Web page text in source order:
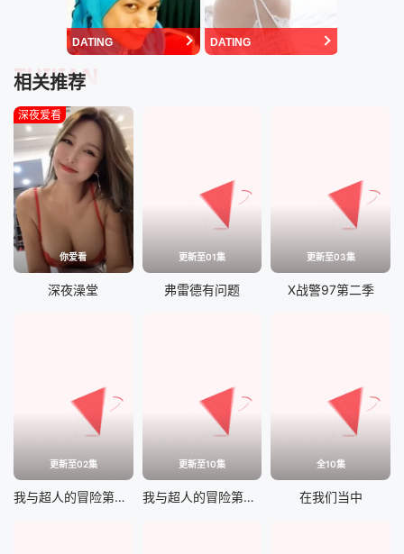
DATING DATING
相关推荐
TUIJIAN
你爱看
深夜爱看
深夜澡堂
更新至01集
弗雷德有问题
更新至03集
X战警97第二季
更新至02集
我与超人的冒险第三季
更新至10集
我与超人的冒险第二季
全10集
在我们当中